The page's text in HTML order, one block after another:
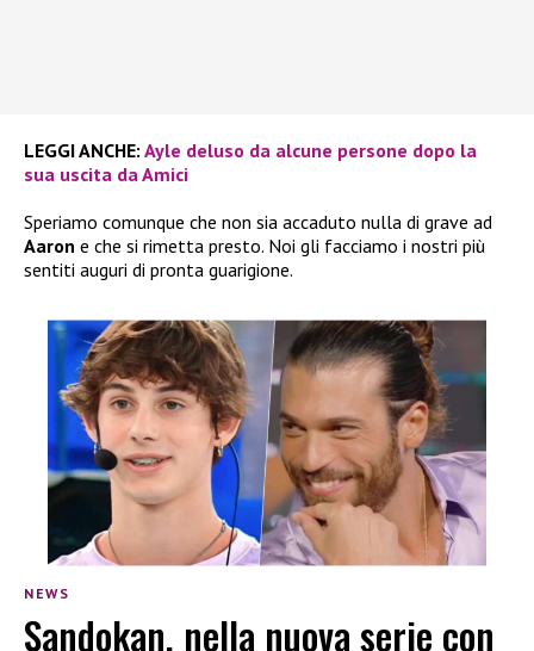
LEGGI ANCHE: Ayle deluso da alcune persone dopo la
sua uscita da Amici
Speriamo comunque che non sia accaduto nulla di grave ad
Aaron e che si rimetta presto. Noi gli facciamo i nostri più
sentiti auguri di pronta guarigione.
NEWS
Sandokan, nella nuova serie con